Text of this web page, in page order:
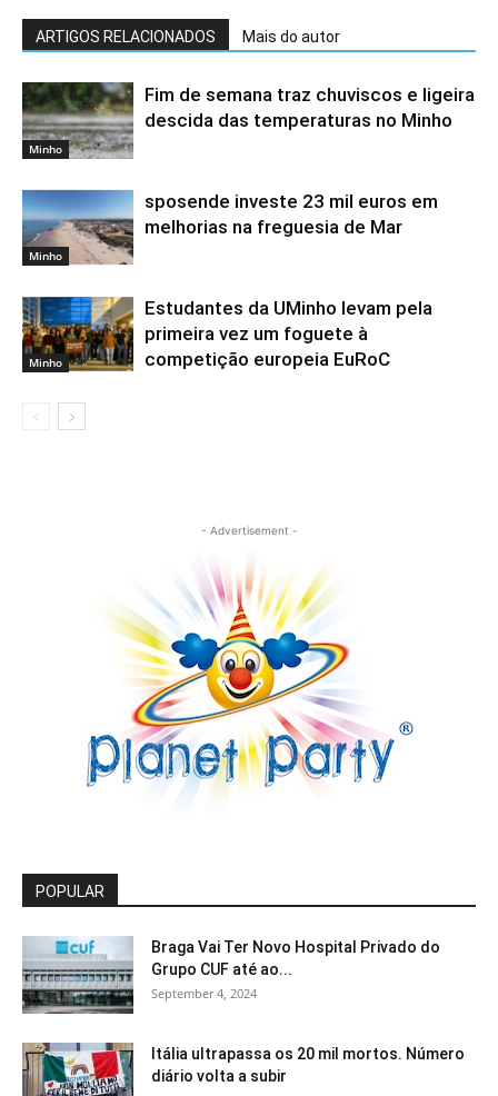
ARTIGOS RELACIONADOS Mais do autor
Minho
Fim de semana traz chuviscos e ligeira
descida das temperaturas no Minho
Minho
sposende investe 23 mil euros em
melhorias na freguesia de Mar
Minho
Estudantes da UMinho levam pela
primeira vez um foguete à
competição europeia EuRoC
- Advertisement -
POPULAR
Braga Vai Ter Novo Hospital Privado do
Grupo CUF até ao...
September 4, 2024
Itália ultrapassa os 20 mil mortos. Número
diário volta a subir